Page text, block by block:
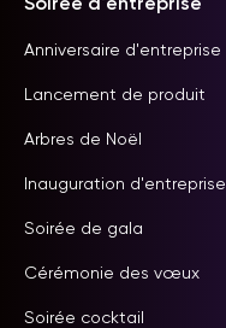
Soirée d'entreprise
Anniversaire d'entreprise
Lancement de produit
Arbres de Noël
Inauguration d'entreprise
Soirée de gala
Cérémonie des vœux
Soirée cocktail